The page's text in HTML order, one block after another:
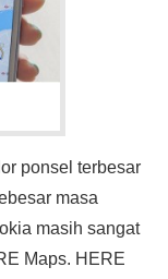
ponsel terbesar
masa
masih sangat
Maps. HERE